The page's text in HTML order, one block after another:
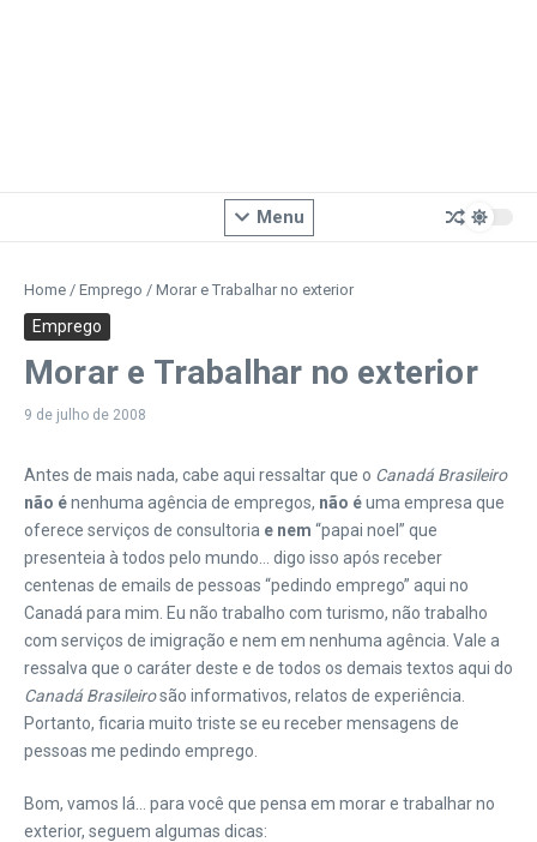
Menu
Home / Emprego / Morar e Trabalhar no exterior
Emprego
Morar e Trabalhar no exterior
9 de julho de 2008
Antes de mais nada, cabe aqui ressaltar que o Canadá Brasileiro
não énenhuma agência de empregos, não éuma empresa que
oferece serviços de consultoria e nem “papai noel” que
presenteia à todos pelo mundo… digo isso após receber
centenas de emails de pessoas “pedindo emprego” aqui no
Canadá para mim. Eu não trabalho com turismo, não trabalho
com serviços de imigração e nem em nenhuma agência. Vale a
ressalva que o caráter deste e de todos os demais textos aqui do
Canadá Brasileirosão informativos, relatos de experiência.
Portanto, ficaria muito triste se eu receber mensagens de
pessoas me pedindo emprego.
Bom, vamos lá… para você que pensa em morar e trabalhar no
exterior, seguem algumas dicas: